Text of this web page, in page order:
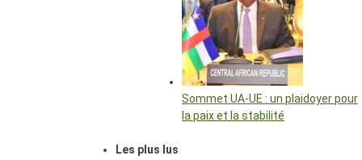
Sommet UA-UE : un plaidoyer pour
la paix et la stabilité
Les plus lus